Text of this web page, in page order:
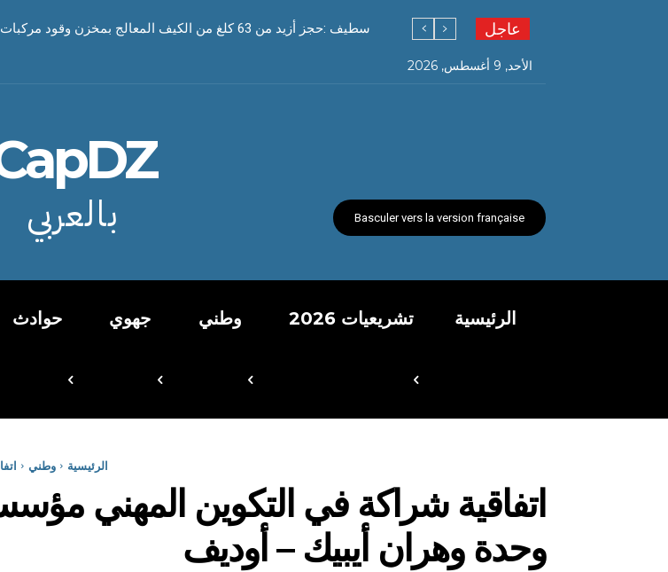
عاجل سطيف :حجز أزيد من 63 كلغ من الكيف المعالج بمخزن وقود مركبات
الأحد, 9 أغسطس, 2026
Basculer vers la version française بالعربي
الرئيسية تشريعيات 2026 وطني جهوي حوادث
الرئيسية وطني
اتفاقية شراكة في التكوين المهني
وحدة وهران أيبيك – أوديف